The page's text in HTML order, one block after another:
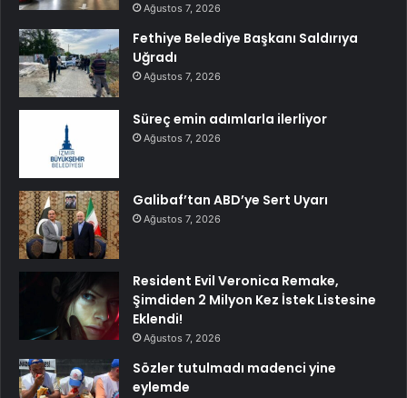
Ağustos 7, 2026
Fethiye Belediye Başkanı Saldırıya
Uğradı
Ağustos 7, 2026
Süreç emin adımlarla ilerliyor
Ağustos 7, 2026
Galibaf’tan ABD’ye Sert Uyarı
Ağustos 7, 2026
Resident Evil Veronica Remake,
Şimdiden 2 Milyon Kez İstek Listesine
Eklendi!
Ağustos 7, 2026
Sözler tutulmadı madenci yine
eylemde